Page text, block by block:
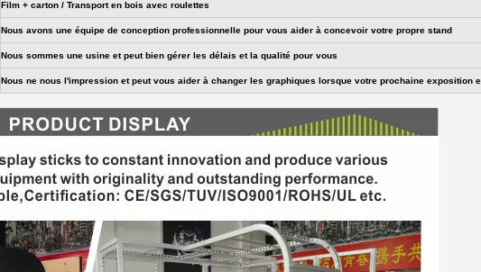
Film + carton / Transport en bois avec roulettes
Nous avons une équipe de conception professionnelle pour vous aider à concevoir votre propre stand
Nous sommes une usine et peut bien gérer les délais et la qualité pour vous
Nous ne nous l'impression et peut vous aider à changer les graphiques lorsque votre prochaine exposition